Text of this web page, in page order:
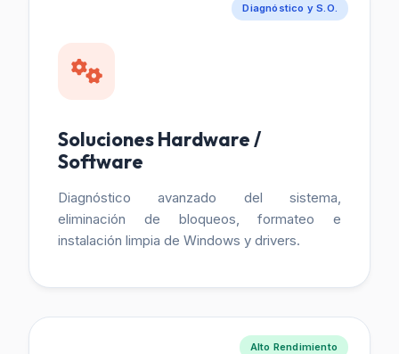
Diagnóstico y S.O.
Soluciones Hardware /
Software
Diagnóstico avanzado del sistema,
eliminación de bloqueos, formateo e
instalación limpia de Windows y drivers.
Alto Rendimiento